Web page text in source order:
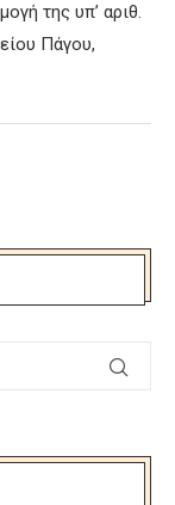
της υπ’ αριθ.
Πάγου,